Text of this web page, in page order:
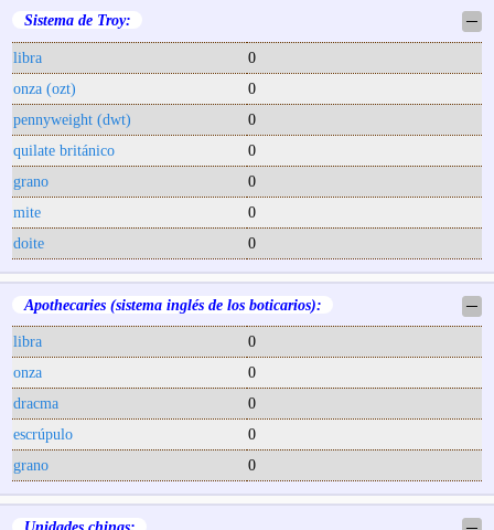
Sistema de Troy: ─
libra
0
onza (ozt)
0
pennyweight (dwt)
0
quilate británico
0
grano
0
mite
0
doite
0
Apothecaries (sistema inglés de los boticarios): ─
libra
0
onza
0
dracma
0
escrúpulo
0
grano
0